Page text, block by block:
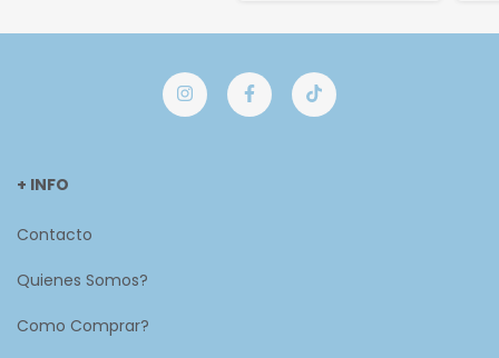
+ INFO
Contacto
Quienes Somos?
Como Comprar?